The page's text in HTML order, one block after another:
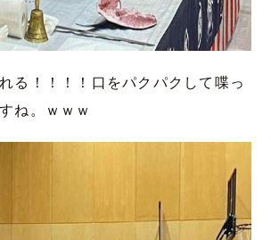
る！！！！口をパクパクして喋っ
ね。ｗｗｗ